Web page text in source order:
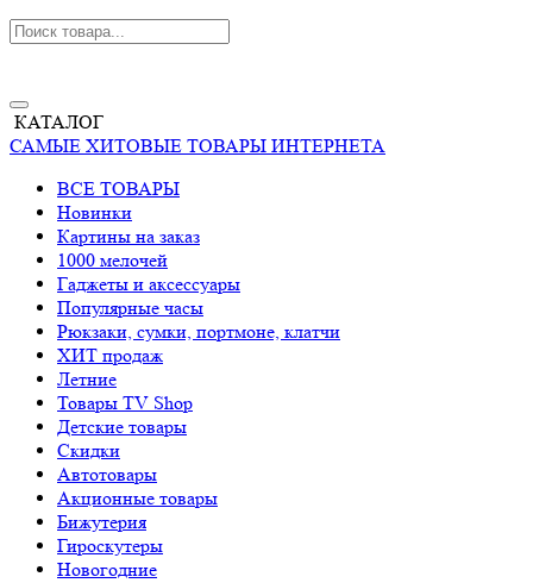
КАТАЛОГ
САМЫЕ ХИТОВЫЕ ТОВАРЫ ИНТЕРНЕТА
ВСЕ ТОВАРЫ
Новинки
Картины на заказ
1000 мелочей
Гаджеты и аксессуары
Популярные часы
Рюкзаки, сумки, портмоне, клатчи
ХИТ продаж
Летние
Товары TV Shop
Детские товары
Cкидки
Автотовары
Акционные товары
Бижутерия
Гироскутеры
Новогодние